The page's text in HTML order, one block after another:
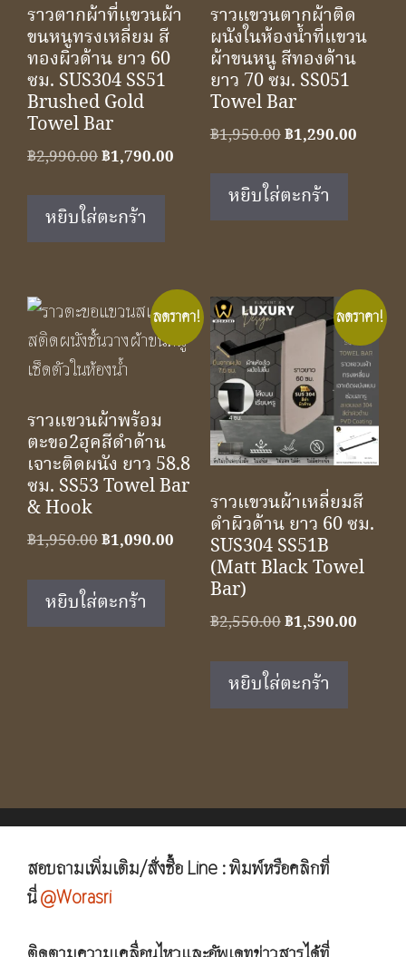
ราวตากผ้าที่แขวนผ้า
ขนหนูทรงเหลี่ยม สี
ทองผิวด้าน ยาว 60
ซม. SUS304 SS51
Brushed Gold
Towel Bar
฿2,990.00Original
was:
฿2,990.00.
฿1,790.00
หยิบใส่ตะกร้า
ราวแขวนตากผ้าติด
ผนังในห้องน้ำที่แขวน
ผ้าขนหนู สีทองด้าน
ยาว 70 ซม. SS051
Towel Bar
฿1,950.00Original
was:
฿1,950.00.
฿1,290.00
หยิบใส่ตะกร้า
ลดราคา!
ราวแขวนผ้าพร้อม
ตะขอ2ฮุคสีดำด้าน
เจาะติดผนัง ยาว 58.8
ซม. SS53 Towel Bar
& Hook
฿1,950.00Original
was:
฿1,950.00.
฿1,090.00 Current
฿1,090.00.
หยิบใส่ตะกร้า
ลดราคา!
ราวแขวนผ้าเหลี่ยมสี
ดำผิวด้าน ยาว 60 ซม.
SUS304 SS51B
(Matt Black Towel
Bar)
฿2,550.00Original
was:
฿2,550.00.
฿1,590.00
หยิบใส่ตะกร้า
สอบถามเพิ่มเติม/สั่งซื้อ Line : พิมพ์หรือคลิกที่
นี่@Worasri